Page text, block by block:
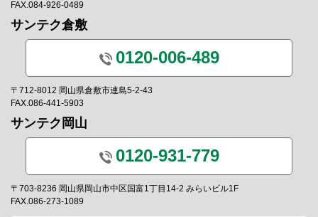
FAX.084-926-0489
サンテク倉敷
0120-006-489
〒712-8012 岡山県倉敷市連島5-2-43
FAX.086-441-5903
サンテク岡山
0120-931-779
〒703-8236 岡山県岡山市中区国富1丁目14-2 みらいビル1F
FAX.086-273-1089